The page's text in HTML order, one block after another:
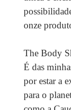
onze
The Body
É das
por estar a
para o